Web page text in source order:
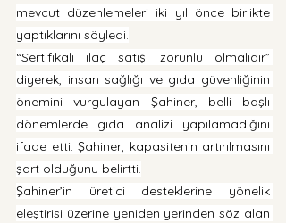
mevcut düzenlemeleri iki yıl önce birlikte
yaptıklarını söyledi.
“Sertifikalı ilaç satışı zorunlu olmalıdır”
diyerek, insan sağlığı ve gıda güvenliğinin
önemini vurgulayan Şahiner, belli başlı
dönemlerde gıda analizi yapılamadığını
ifade etti. Şahiner, kapasitenin artırılmasını
şart olduğunu belirtti.
Şahiner’in üretici desteklerine yönelik
eleştirisi üzerine yeniden yerinden söz alan